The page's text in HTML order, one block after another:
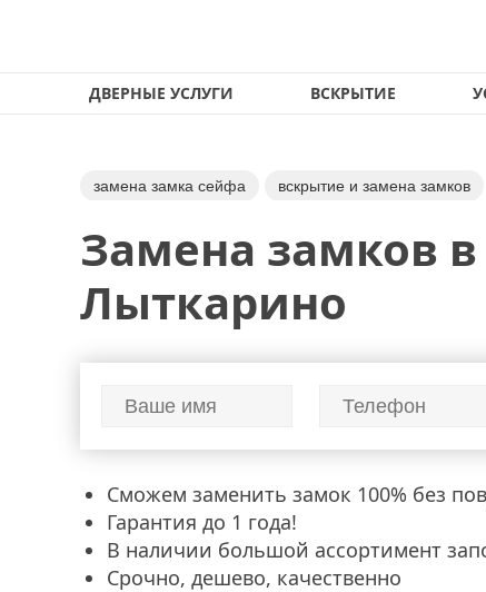
ДВЕРНЫЕ УСЛУГИ ВСКРЫТИЕ
замена замка сейфа вскрытие и замена замков
замена
входной двери установка дверей
Замена замков
Лыткарино
Сможем заменить замок 100% без
Гарантия до 1 года!
В наличии большой ассортимент
Срочно, дешево, качественно